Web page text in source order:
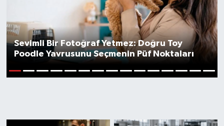
Sevimli Bir Fotoğraf Yetmez: Doğru Toy
Poodle Yavrusunu Seçmenin Püf Noktaları
Magazin
Yaşam